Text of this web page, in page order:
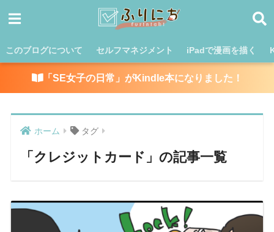
このブログについて セルフマネジメント iPadで漫画を描く
「SE女子の日常」がKindle本になりました！
ホーム タグ
「クレジットカード」の記事一覧